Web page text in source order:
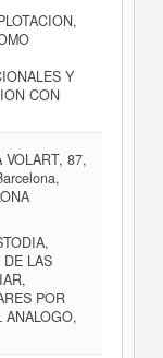
Y
CON
VOLART, 87,
LAS
POR
ANALOGO,